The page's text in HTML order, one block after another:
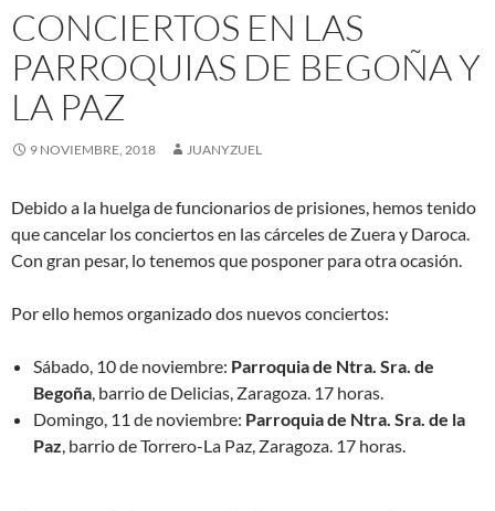
CONCIERTOS EN LAS
PARROQUIAS DE BEGOÑA Y
LA PAZ
9 NOVIEMBRE, 2018 JUANYZUEL
Debido a la huelga de funcionarios de prisiones, hemos tenido
que cancelar los conciertos en las cárceles de Zuera y Daroca.
Con gran pesar, lo tenemos que posponer para otra ocasión.
Por ello hemos organizado dos nuevos conciertos:
Sábado, 10 de noviembre: Parroquia de Ntra. Sra. de
Begoña, barrio de Delicias, Zaragoza. 17 horas.
Domingo, 11 de noviembre: Parroquia de Ntra. Sra. de la
Paz, barrio de Torrero-La Paz, Zaragoza. 17 horas.